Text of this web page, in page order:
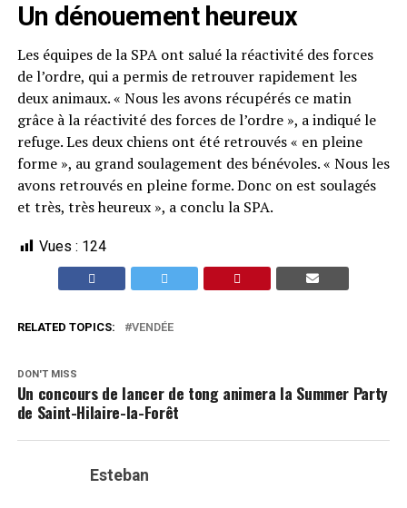
Un dénouement heureux
Les équipes de la SPA ont salué la réactivité des forces
de l’ordre, qui a permis de retrouver rapidement les
deux animaux. « Nous les avons récupérés ce matin
grâce à la réactivité des forces de l’ordre », a indiqué le
refuge. Les deux chiens ont été retrouvés « en pleine
forme », au grand soulagement des bénévoles. « Nous les
avons retrouvés en pleine forme. Donc on est soulagés
et très, très heureux », a conclu la SPA.
Vues : 124
RELATED TOPICS: VENDÉE
DON'T MISS
Un concours de lancer de tong animera la Summer Party
de Saint-Hilaire-la-Forêt
Esteban